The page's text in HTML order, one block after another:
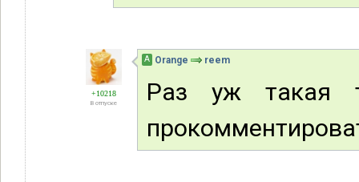
+10218
В отпуске
А Orange reem
Раз уж такая